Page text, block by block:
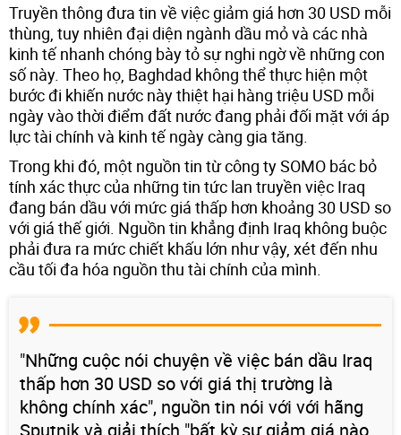
Truyền thông đưa tin về việc giảm giá hơn 30 USD mỗi
thùng, tuy nhiên đại diện ngành dầu mỏ và các nhà
kinh tế nhanh chóng bày tỏ sự nghi ngờ về những con
số này. Theo họ, Baghdad không thể thực hiện một
bước đi khiến nước này thiệt hại hàng triệu USD mỗi
ngày vào thời điểm đất nước đang phải đối mặt với áp
lực tài chính và kinh tế ngày càng gia tăng.
Trong khi đó, một nguồn tin từ công ty SOMO bác bỏ
tính xác thực của những tin tức lan truyền việc Iraq
đang bán dầu với mức giá thấp hơn khoảng 30 USD so
với giá thế giới. Nguồn tin khẳng định Iraq không buộc
phải đưa ra mức chiết khấu lớn như vậy, xét đến nhu
cầu tối đa hóa nguồn thu tài chính của mình.
"Những cuộc nói chuyện về việc bán dầu Iraq
thấp hơn 30 USD so với giá thị trường là
không chính xác", nguồn tin nói với với hãng
Sputnik và giải thích "bất kỳ sự giảm giá nào